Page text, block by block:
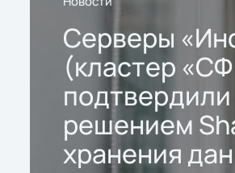
Серверы
(кластер
решением
хранения